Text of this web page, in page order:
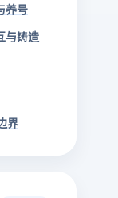
养号
与铸造
界